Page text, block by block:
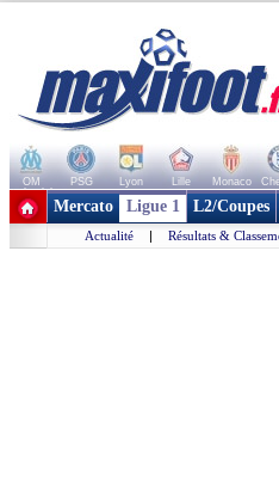
OM PSG Lyon Lille Monaco
+ de clubs
Mercato Ligue 1 L2/Coupes
Actualité | Résultats &